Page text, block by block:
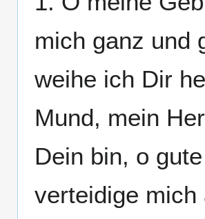
mich ganz und
weihe ich Dir
Mund, mein
Dein bin, o
verteidige mich